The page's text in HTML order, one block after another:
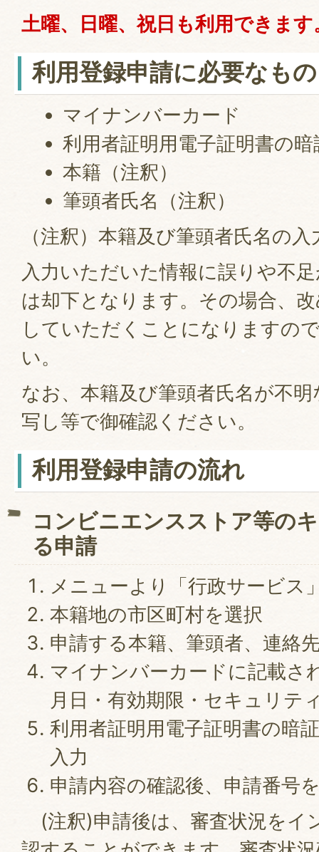
土曜、日曜、祝日も利用できます
利用登録申請に必要なも
マイナンバーカード
利用者証明用電子証明書の
本籍（注釈）
筆頭者氏名（注釈）
（注釈）本籍及び筆頭者氏名の
入力いただいた情報に誤りや不
は却下となります。その場合、
していただくことになりますの
い。
なお、本籍及び筆頭者氏名が不
写し等で御確認ください。
利用登録申請の流れ
コンビニエンスストア等の
る申請
メニューより「行政サービス
本籍地の市区町村を選択
申請する本籍、筆頭者、連絡
マイナンバーカードに記載さ
月日・有効期限・セキュリテ
利用者証明用電子証明書の暗
入力
申請内容の確認後、申請番号
(注釈)申請後は、審査状況をイ